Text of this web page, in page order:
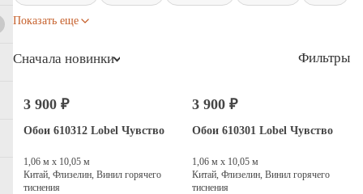
Показать еще
Сначала новинки Фильтры
3 900 ₽
Обои 610312 Lobel Чувство
1,06 м х 10,05 м
Китай, Флизелин, Винил горячего
тиснения
3 900 ₽
Обои 610301 Lobel Чувство
1,06 м х 10,05 м
Китай, Флизелин, Винил горячего
тиснения